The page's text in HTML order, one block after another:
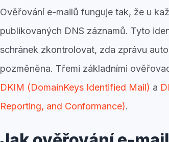
Ověřování e-mailů funguje tak, že u
publikovaných DNS záznamů. Tyto
schránek zkontrolovat, zda zprávu
pozměněna. Třemi základními
DKIM (DomainKeys Identified Mail) a
Reporting, and Conformance).